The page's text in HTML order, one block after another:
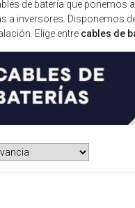
de batería que ponemos
a inversores. Disponemos
Elige entre cables de